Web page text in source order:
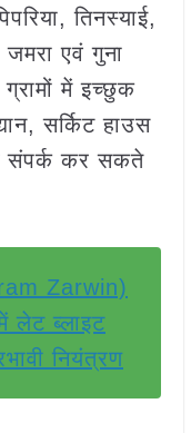
तिनस्याई,
जमरा एवं गुना
ग्रामों में इच्छुक
सर्किट हाउस
संपर्क कर सकते
Zarwin)
ब्लाइट
नियंत्रण